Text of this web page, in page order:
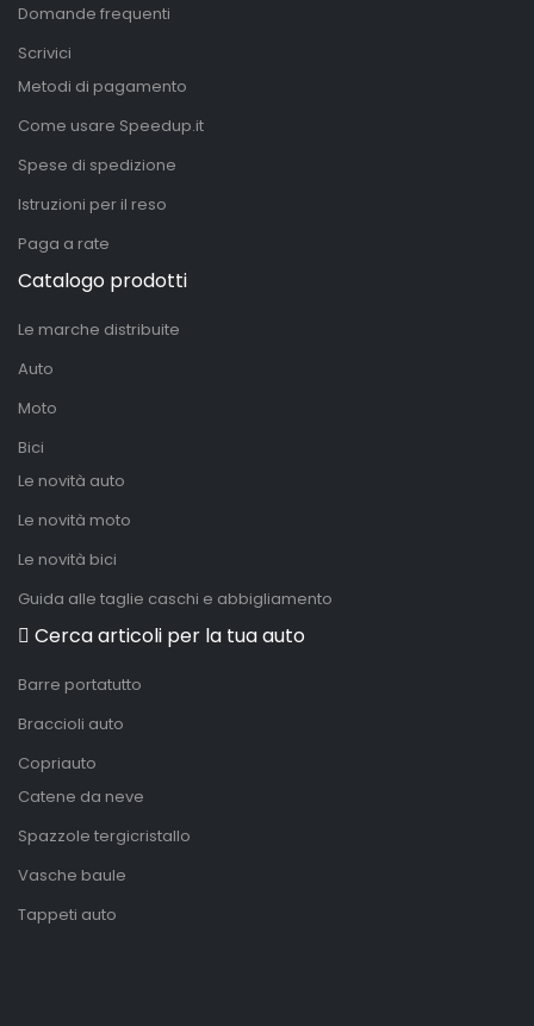
Domande frequenti
Scrivici
Metodi di pagamento
Come usare Speedup.it
Spese di spedizione
Istruzioni per il reso
Paga a rate
Catalogo prodotti
Le marche distribuite
Auto
Moto
Bici
Le novità auto
Le novità moto
Le novità bici
Guida alle taglie caschi e abbigliamento
Cerca articoli per la tua auto
Barre portatutto
Braccioli auto
Copriauto
Catene da neve
Spazzole tergicristallo
Vasche baule
Tappeti auto